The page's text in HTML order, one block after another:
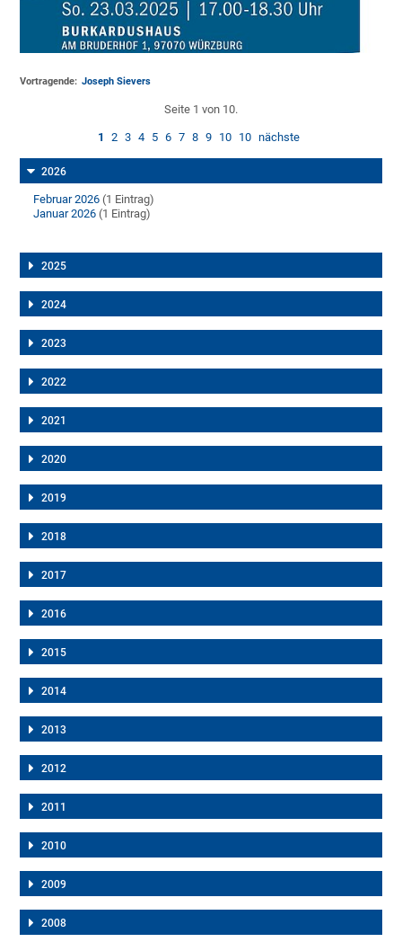
Vortragende: Joseph Sievers
Seite 1 von 10.
1 2 3 4 5 6 7 8 9 10 10 nächste
2026
Februar 2026 (1 Eintrag)
Januar 2026 (1 Eintrag)
2025
2024
2023
2022
2021
2020
2019
2018
2017
2016
2015
2014
2013
2012
2011
2010
2009
2008